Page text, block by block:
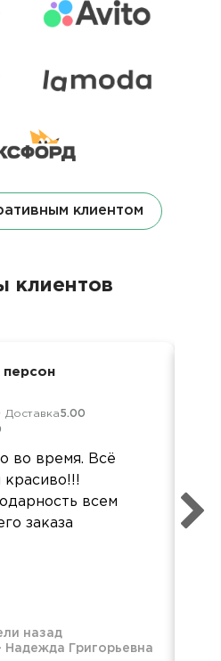
клиентом
клиентов
персон
Доставка5.00
во время. Всё
красиво!!!
всем
заказа
назад
Надежда Григорьевна